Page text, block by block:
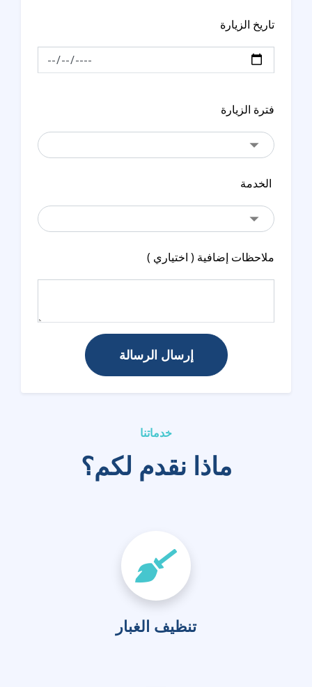
تاريخ الزيارة
فترة الزيارة
الخدمة
ملاحظات إضافية ( اختياري )
إرسال الرسالة
خدماتنا
ماذا نقدم لكم؟
تنظيف الغبار